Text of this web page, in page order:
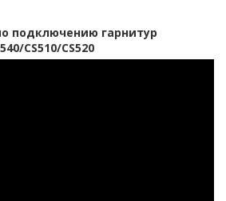
подключению гарнитур
CS510/CS520